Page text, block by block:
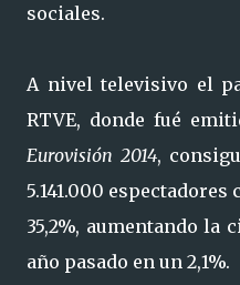
sociales.
A nivel televisivo el
RTVE, donde fué
Eurovisión 2014,
5.141.000
35,2%, aumentando
año pasado en un 2,1%.